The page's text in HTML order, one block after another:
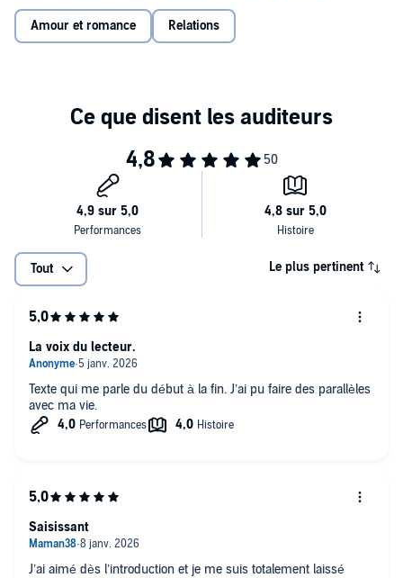
Amour et romance Relations
Tout Le plus pertinent
Texte qui me parle du début à la fin. J’ai pu faire des parallèles
avec ma vie.
La voix du lecteur.
J’ai aimé dès l’introduction et je me suis totalement laissé
Saisissant